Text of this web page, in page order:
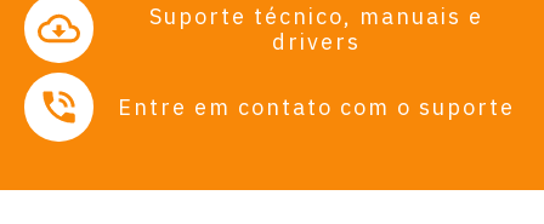
Suporte técnico, manuais e
drivers
Entre em contato com o suporte